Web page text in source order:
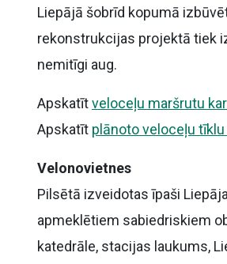
Liepājā šobrīd kopumā
rekonstrukcijas projektā tiek
nemitīgi aug.
Apskatītveloceļu maršrutu
Apskatīt plānoto veloceļu
Velonovietnes
Pilsētā izveidotas īpaši
apmeklētiem sabiedriskiem
katedrāle, stacijas laukums,